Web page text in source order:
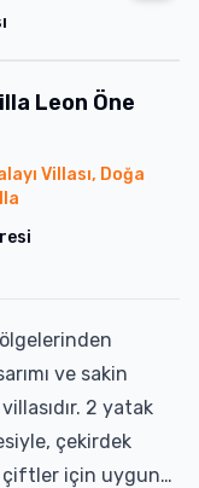
Leon Öne
Villası, Doğa
ve sakin
2 yatak
çekirdek
çiftler için uygun